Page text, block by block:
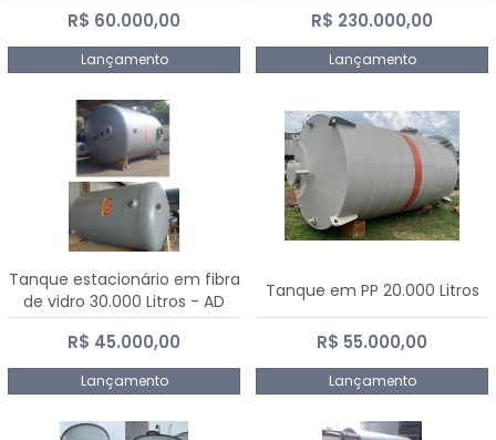
R$ 60.000,00
Lançamento
R$ 230.000,00
Lançamento
Tanque estacionário em fibra
de vidro 30.000 Litros - AD
Fibras
R$ 45.000,00
Lançamento
Tanque em PP 20.000 Litros
R$ 55.000,00
Lançamento